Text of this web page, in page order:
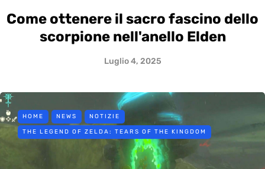
Come ottenere il sacro fascino dello
scorpione nell'anello Elden
Luglio 4, 2025
HOME NEWS NOTIZIE
THE LEGEND OF ZELDA: TEARS OF THE KINGDOM